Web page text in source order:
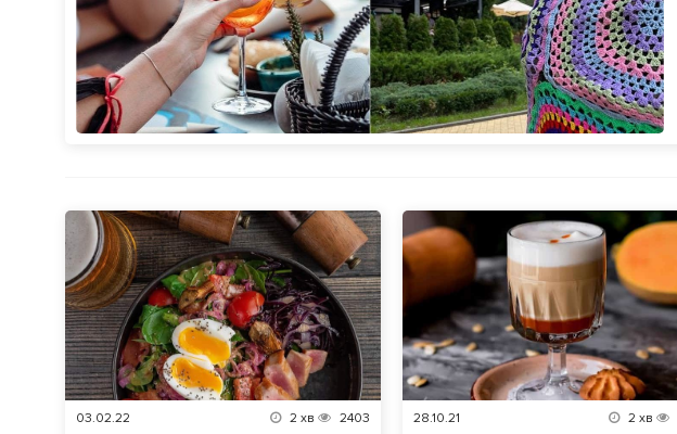
03.02.22 2 хв
2403
28.10.21 2 хв